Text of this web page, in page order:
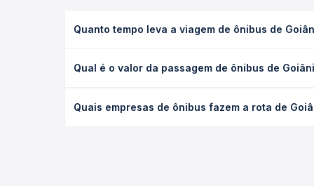
Quanto tempo leva a viagem de ônibus de
executivo ou leito) e as condições de tráfego. Na
Qual é o valor da passagem de ônibus de
poltrona e a antecedência da compra. Na Quero
Quais empresas de ônibus fazem a rota de